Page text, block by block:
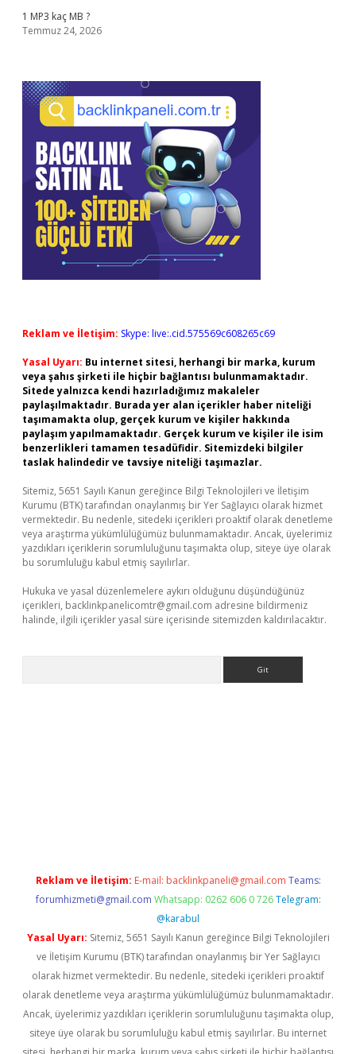
1 MP3 kaç MB ?
Temmuz 24, 2026
Reklam ve İletişim: Skype: live:.cid.575569c608265c69
Yasal Uyarı: Bu internet sitesi, herhangi bir marka, kurum
veya şahıs şirketi ile hiçbir bağlantısı bulunmamaktadır.
Sitede yalnızca kendi hazırladığımız makaleler
paylaşılmaktadır. Burada yer alan içerikler haber niteliği
taşımamakta olup, gerçek kurum ve kişiler hakkında
paylaşım yapılmamaktadır. Gerçek kurum ve kişiler ile isim
benzerlikleri tamamen tesadüfidir. Sitemizdeki bilgiler
taslak halindedir ve tavsiye niteliği taşımazlar.
Sitemiz, 5651 Sayılı Kanun gereğince Bilgi Teknolojileri ve İletişim
Kurumu (BTK) tarafından onaylanmış bir Yer Sağlayıcı olarak hizmet
vermektedir. Bu nedenle, sitedeki içerikleri proaktif olarak denetleme
veya araştırma yükümlülüğümüz bulunmamaktadır. Ancak, üyelerimiz
yazdıkları içeriklerin sorumluluğunu taşımakta olup, siteye üye olarak
bu sorumluluğu kabul etmiş sayılırlar.
Hukuka ve yasal düzenlemelere aykırı olduğunu düşündüğünüz
içerikleri, backlinkpanelicomtr@gmail.com adresine bildirmeniz
halinde, ilgili içerikler yasal süre içerisinde sitemizden kaldırılacaktır.
Reklam ve İletişim: E-mail: backlinkpaneli@gmail.com Teams:
forumhizmeti@gmail.com Whatsapp: 0262 606 0 726 Telegram:
@karabul
Yasal Uyarı: Sitemiz, 5651 Sayılı Kanun gereğince Bilgi Teknolojileri
ve İletişim Kurumu (BTK) tarafından onaylanmış bir Yer Sağlayıcı
olarak hizmet vermektedir. Bu nedenle, sitedeki içerikleri proaktif
olarak denetleme veya araştırma yükümlülüğümüz bulunmamaktadır.
Ancak, üyelerimiz yazdıkları içeriklerin sorumluluğunu taşımakta olup,
siteye üye olarak bu sorumluluğu kabul etmiş sayılırlar. Bu internet